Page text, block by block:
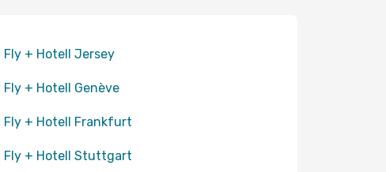
Fly + Hotell Jersey
Fly + Hotell Genève
Fly + Hotell Frankfurt
Fly + Hotell Stuttgart